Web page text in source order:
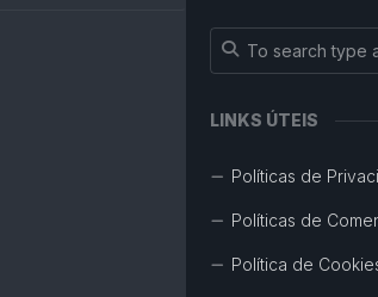
LINKS ÚTEIS
Políticas de
Políticas de
Política de